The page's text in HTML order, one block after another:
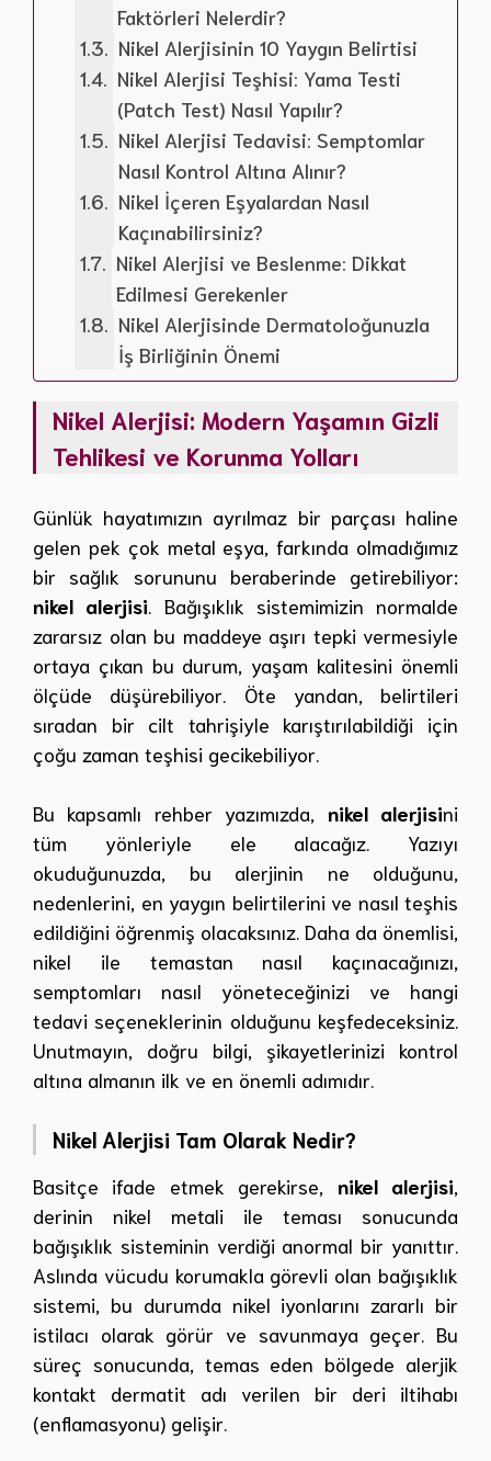
Faktörleri Nelerdir?
Nikel Alerjisinin 10 Yaygın Belirtisi
Nikel Alerjisi Teşhisi: Yama Testi
(Patch Test) Nasıl Yapılır?
Nikel Alerjisi Tedavisi: Semptomlar
Nasıl Kontrol Altına Alınır?
Nikel İçeren Eşyalardan Nasıl
Kaçınabilirsiniz?
Nikel Alerjisi ve Beslenme: Dikkat
Edilmesi Gerekenler
Nikel Alerjisinde Dermatoloğunuzla
İş Birliğinin Önemi
Nikel Alerjisi: Modern Yaşamın Gizli
Tehlikesi ve Korunma Yolları
Günlük hayatımızın ayrılmaz bir parçası haline
gelen pek çok metal eşya, farkında olmadığımız
bir sağlık sorununu beraberinde getirebiliyor:
nikel alerjisi. Bağışıklık sistemimizin normalde
zararsız olan bu maddeye aşırı tepki vermesiyle
ortaya çıkan bu durum, yaşam kalitesini önemli
ölçüde düşürebiliyor. Öte yandan, belirtileri
sıradan bir cilt tahrişiyle karıştırılabildiği için
çoğu zaman teşhisi gecikebiliyor.
Bu kapsamlı rehber yazımızda, nikel alerjisini
tüm yönleriyle ele alacağız. Yazıyı
okuduğunuzda, bu alerjinin ne olduğunu,
nedenlerini, en yaygın belirtilerini ve nasıl teşhis
edildiğini öğrenmiş olacaksınız. Daha da önemlisi,
nikel ile temastan nasıl kaçınacağınızı,
semptomları nasıl yöneteceğinizi ve hangi
tedavi seçeneklerinin olduğunu keşfedeceksiniz.
Unutmayın, doğru bilgi, şikayetlerinizi kontrol
altına almanın ilk ve en önemli adımıdır.
Nikel Alerjisi Tam Olarak Nedir?
Basitçe ifade etmek gerekirse, nikel alerjisi,
derinin nikel metali ile teması sonucunda
bağışıklık sisteminin verdiği anormal bir yanıttır.
Aslında vücudu korumakla görevli olan bağışıklık
sistemi, bu durumda nikel iyonlarını zararlı bir
istilacı olarak görür ve savunmaya geçer. Bu
süreç sonucunda, temas eden bölgede alerjik
kontakt dermatit adı verilen bir deri iltihabı
(enflamasyonu) gelişir.